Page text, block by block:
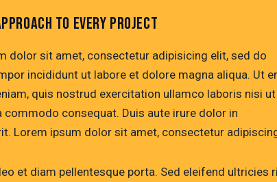
TO EVERY PROJECT
dolor sit amet, consectetur adipisicing elit, sed do
incididunt ut labore et dolore magna aliqua. Ut
quis nostrud exercitation ullamco laboris nisi ut
commodo consequat. Duis aute irure dolor in
Lorem ipsum dolor sit amet, consectetur
et diam pellentesque porta. Sed eleifend ultricies